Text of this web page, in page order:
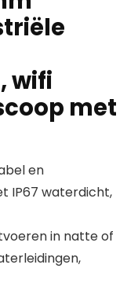
wifi
met
en
IP67 waterdicht,
in natte of